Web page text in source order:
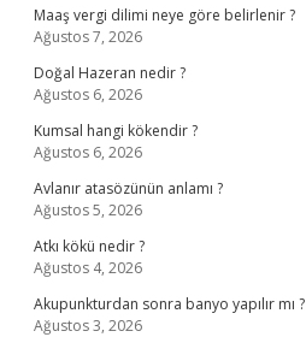
Maaş vergi dilimi neye göre belirlenir ?
Ağustos 7, 2026
Doğal Hazeran nedir ?
Ağustos 6, 2026
Kumsal hangi kökendir ?
Ağustos 6, 2026
Avlanır atasözünün anlamı ?
Ağustos 5, 2026
Atkı kökü nedir ?
Ağustos 4, 2026
Akupunkturdan sonra banyo yapılır mı ?
Ağustos 3, 2026